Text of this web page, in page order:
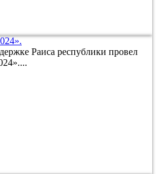
Раиса республики провел